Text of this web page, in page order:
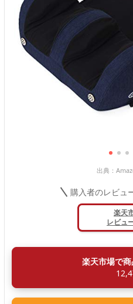
出典：
購入者のレビュ
楽天
レビュ
楽天市場で